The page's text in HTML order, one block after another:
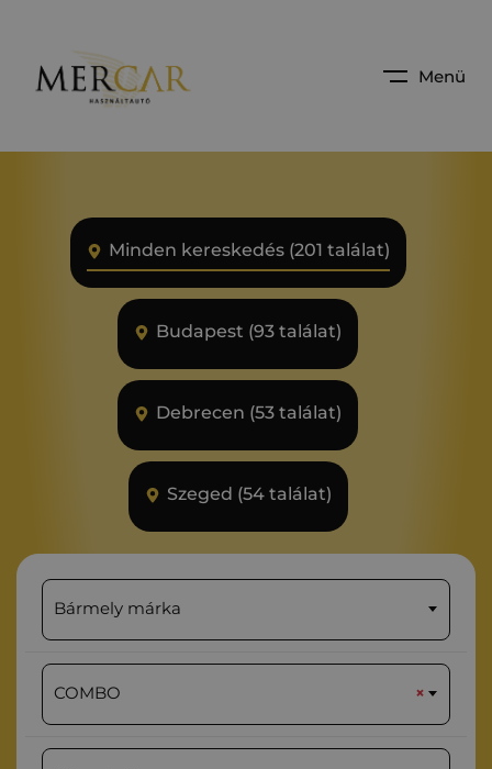
Menü
Minden kereskedés (201 találat)
Budapest (93 találat)
Debrecen (53 találat)
Szeged (54 találat)
Bármely márka
×
COMBO